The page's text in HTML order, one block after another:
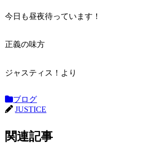
今日も昼夜待っています！
正義の味方
ジャスティス！より
ブログ
JUSTICE
関連記事